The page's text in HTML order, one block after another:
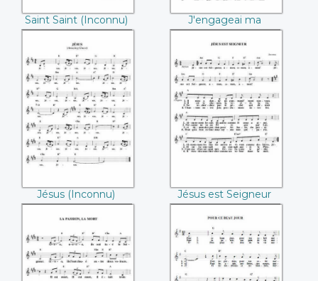
Saint Saint (Inconnu)
J'engageai ma
promesse (Inconnu)
Jésus ((Inconnu))
Jésus (Inconnu)
Jésus est Seigneur
((Inconnu))
Jésus est Seigneur
(Inconnu)
La passion la mort
((Inconnu))
Pour ce beau jour
((Inconnu))